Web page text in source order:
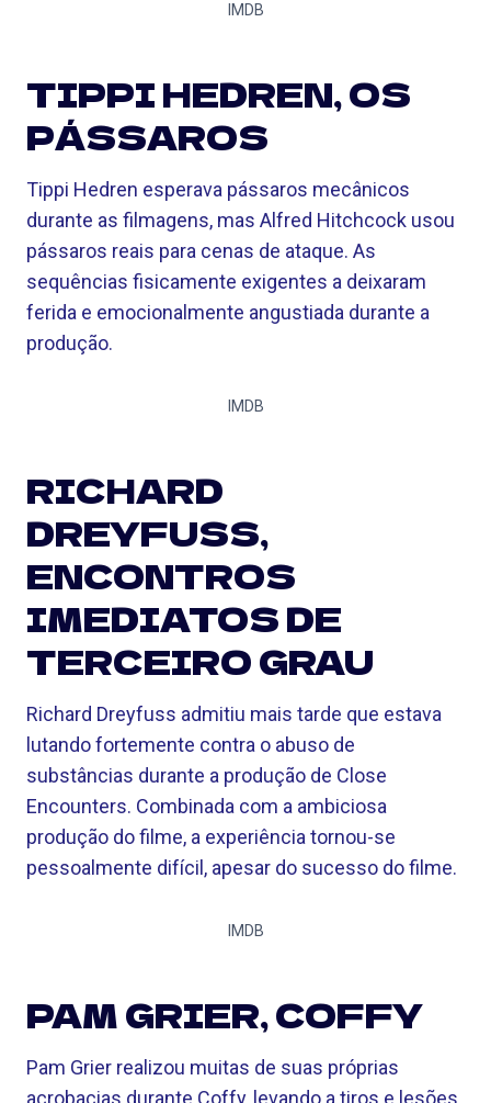
IMDB
TIPPI HEDREN, OS
PÁSSAROS
Tippi Hedren esperava pássaros mecânicos
durante as filmagens, mas Alfred Hitchcock usou
pássaros reais para cenas de ataque. As
sequências fisicamente exigentes a deixaram
ferida e emocionalmente angustiada durante a
produção.
IMDB
RICHARD
DREYFUSS,
ENCONTROS
IMEDIATOS DE
TERCEIRO GRAU
Richard Dreyfuss admitiu mais tarde que estava
lutando fortemente contra o abuso de
substâncias durante a produção de Close
Encounters. Combinada com a ambiciosa
produção do filme, a experiência tornou-se
pessoalmente difícil, apesar do sucesso do filme.
IMDB
PAM GRIER, COFFY
Pam Grier realizou muitas de suas próprias
acrobacias durante Coffy, levando a tiros e lesões